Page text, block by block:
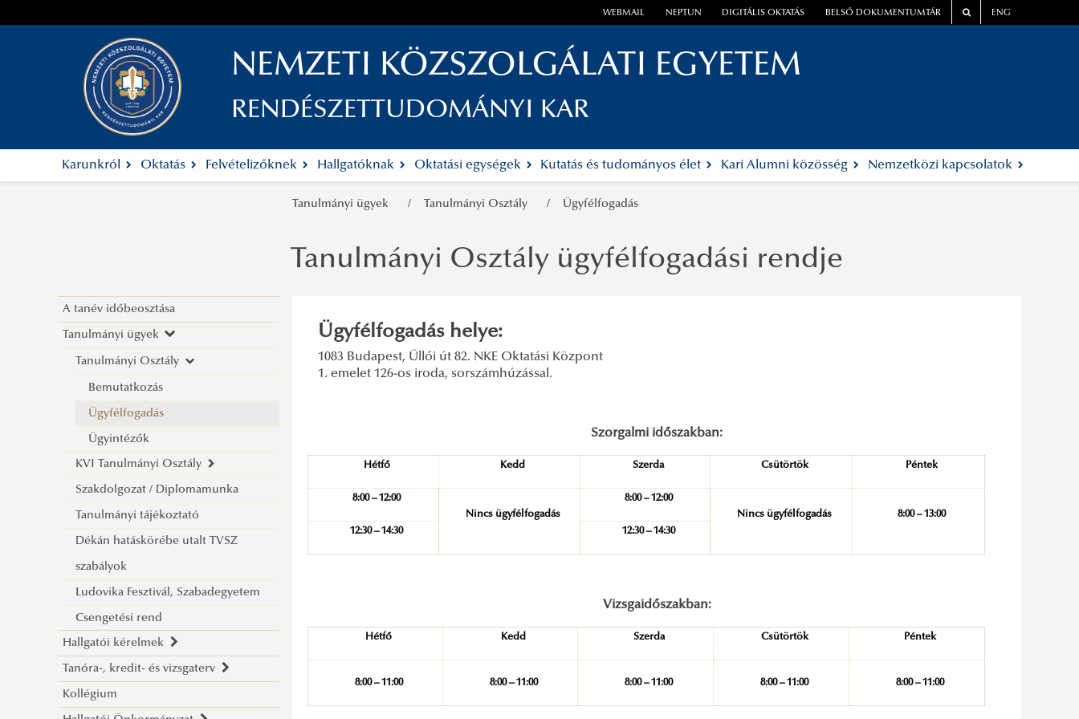
WEBMAIL NEPTUN DIGITÁLIS OKTATÁS BELSŐ DOKUMENTUMTÁR ENG
NEMZETI KÖZSZOLGÁLATI EGYETEM
RENDÉSZETTUDOMÁNYI KAR
Karunkról Oktatás Felvételizőknek Hallgatóknak Oktatási egységek Kutatás és tudományos élet Kari Alumni közösség Nemzetközi kapcsolatok
Tanulmányi ügyek Tanulmányi Osztály Ügyfélfogadás
A tanév időbeosztása
Tanulmányi ügyek
Tanulmányi Osztály
Bemutatkozás
Ügyfélfogadás
Ügyintézők
KVI Tanulmányi Osztály
Bemutatkozás
Ügyintézők
Szakdolgozat / Diplomamunka
Tanulmányi tájékoztató
Dékán hatáskörébe utalt TVSZ
szabályok
Ludovika Fesztivál, Szabadegyetem
Csengetési rend
Hallgatói kérelmek
Ügyintézési útmutató
Formanyomtatványok, igazolások
Tanóra-, kredit- és vizsgaterv
Tanóra-, kredit- és vizsgaterv a
Kollégium
Tanulmányi Osztály ügyfélfogadási rendje
Ügyfélfogadás helye:
1083 Budapest, Üllői út 82. NKE Oktatási Központ
1. emelet 126-os iroda, sorszámhúzással.
Szorgalmi időszakban:
Hétfő Kedd Szerda Csütörtök Péntek
8:00 – 12:00
Nincs ügyfélfogadás
8:00 – 12:00
Nincs ügyfélfogadás
8:00 – 13:00
12:30 – 14:30
12:30 – 14:30
Vizsgaidőszakban:
Hétfő Kedd Szerda Csütörtök Péntek
8:00 – 11:00 8:00 – 11:00 8:00 – 11:00 8:00 – 11:00 8:00 – 11:00